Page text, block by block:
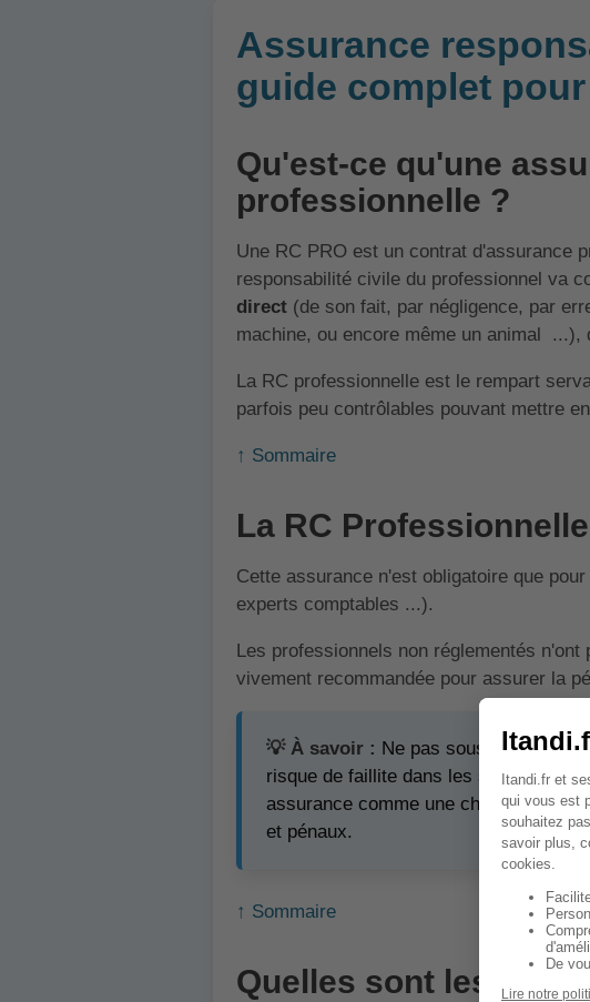
Assurance
guide complet
Qu'est-ce qu'une
professionnelle ?
Une RC PRO est un contrat d'assurance
responsabilité civile du professionnel va
direct (de son fait, par négligence, par
machine, ou encore même un animal
La RC professionnelle est le rempart
parfois peu contrôlables pouvant mettre
↑ Sommaire
La RC
Cette assurance n'est obligatoire que
experts comptables ...).
Les professionnels non réglementés
vivement recommandée pour assurer la
💡 À savoir : Ne pas souscrire de
risque de faillite dans les situations
assurance comme une charge mais
et pénaux.
↑ Sommaire
Quelles sont les